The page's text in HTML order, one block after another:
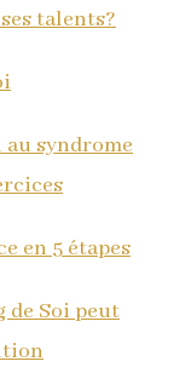
talents?
au syndrome
en 5 étapes
de Soi peut